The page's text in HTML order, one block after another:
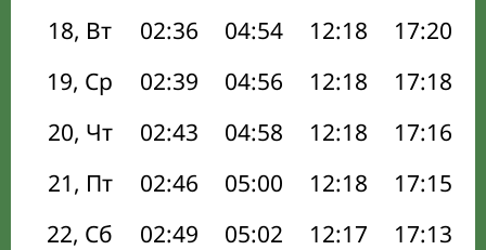
18, Вт
02:36 04:54 12:18 17:20
19, Ср
02:39 04:56 12:18 17:18
20, Чт
02:43 04:58 12:18 17:16
21, Пт
02:46 05:00 12:18 17:15
22, Сб
02:49 05:02 12:17 17:13